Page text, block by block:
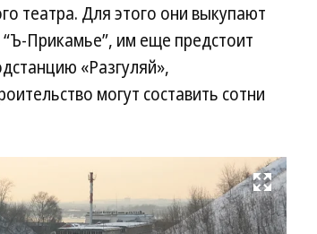
театра. Для этого они выкупают
Прикамье”, им еще предстоит
«Разгуляй»,
могут составить сотни
Развернуть на весь экран